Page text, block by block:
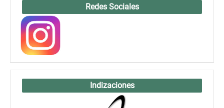
Redes Sociales
Indizaciones